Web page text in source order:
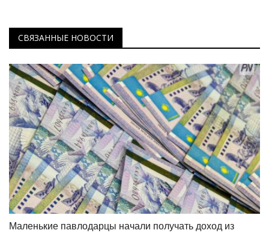
СВЯЗАННЫЕ НОВОСТИ
Маленькие павлодарцы начали получать доход из